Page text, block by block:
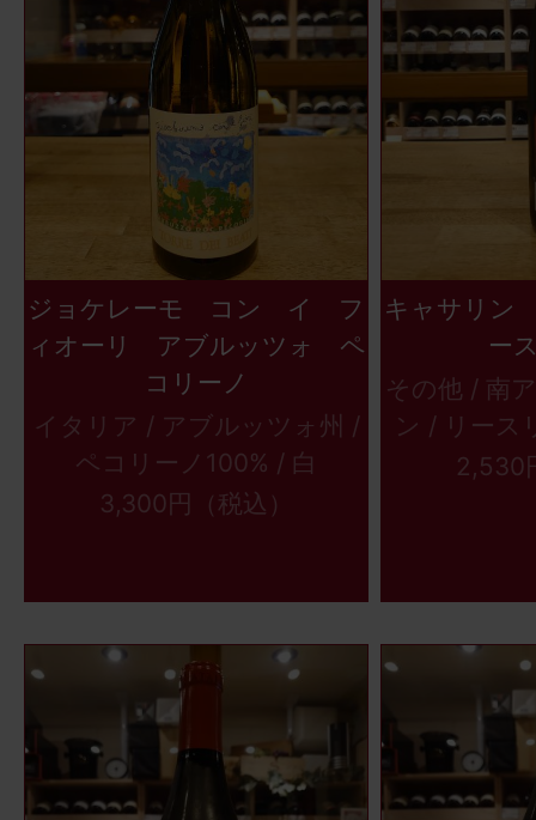
ジョケレーモ コン イ フ
ィオーリ アブルッツォ ペ
コリーノ
イタリア / アブルッツォ州 /
ペコリーノ100% / 白
3,300円（税込）
キャサリ
ー
その他 / 南
ン / リース
2,530